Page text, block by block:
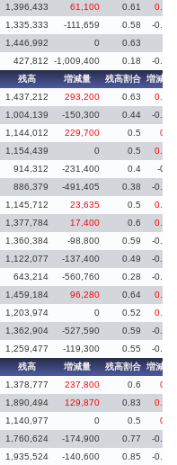
1,396,433 61,100 0.61
0.03
1,335,333 -111,659 0.58
-0.05
1,446,992 0
0.63
427,812 -1,009,400 0.18
-0.45
残高 増減量 残高割合 増減率
1,437,212 293,200 0.63
0.13
1,004,139 -150,300 0.44
-0.06
1,144,012 229,700 0.5
0.1
1,154,439 0 0.5
0.02
914,312 -231,400 0.4
-0.1
886,379 -491,405 0.38
-0.22
1,145,712 23,635 0.5
0.01
1,377,784 17,400 0.6
0.01
1,360,384 -98,800 0.59
-0.05
1,122,077 -137,400 0.49
-0.06
643,214 -560,760 0.28
-0.24
1,459,184 96,280 0.64
0.05
1,203,974 0 0.52
0.09
1,362,904 -527,590 0.59
-0.24
1,259,477 -119,300 0.55
-0.05
残高 増減量 残高割合 増減率
1,378,777 237,800 0.6
0.1
1,890,494 129,870 0.83
0.06
1,140,977 0 0.5
0.1
1,760,624 -174,900 0.77
-0.08
1,935,524 -140,600 0.85 -0.06